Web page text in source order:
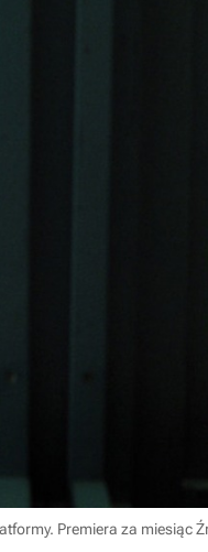
Premiera za miesiąc